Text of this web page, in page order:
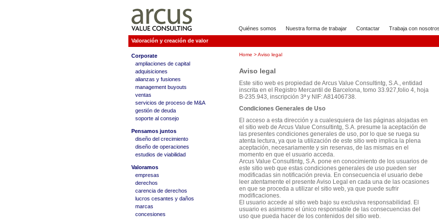
Quiénes somos Nuestra forma de trabajar Contactar Trabaja con
Valoración y creación de valor
Corporate
ampliaciones de capital
adquisiciones
alianzas y fusiones
management buyouts
ventas
servicios de proceso de M&A
gestión de deuda
soporte al consejo
Pensamos juntos
diseño del crecimiento
diseño de operaciones
estudios de viabilidad
Valoramos
empresas
derechos
carencia de derechos
lucros cesantes y daños
marcas
concesiones
Home > Aviso legal
Aviso legal
Este sitio web es propiedad de Arcus Value Consultintg, S.A., entidad
inscrita en el Registro Mercantil de Barcelona, tomo 33.927,folio 4, hoja
B-235.943, inscripción 3ª y NIF: A81406738.
Condiciones Generales de Uso
El acceso a esta dirección y a cualesquiera de las páginas alojadas en
el sitio web de Arcus Value Consultintg, S.A. presume la aceptación de
las presentes condiciones generales de uso, por lo que se ruega su
atenta lectura, ya que la utilización de este sitio web implica la plena
aceptación, necesariamente y sin reservas, de las mismas en el
momento en que el usuario acceda.
Arcus Value Consultintg, S.A. pone en conocimiento de los usuarios de
este sitio web que estas condiciones generales de uso pueden ser
modificadas sin notificación previa. En consecuencia el usuario debe
leer atentamente el presente Aviso Legal en cada una de las ocasiones
en que se proceda a utilizar el sitio web, ya que puede sufrir
modificaciones.
El usuario accede al sitio web bajo su exclusiva responsabilidad. El
usuario es asimismo el único responsable de las consecuencias del
uso que pueda hacer de los contenidos del sitio web.